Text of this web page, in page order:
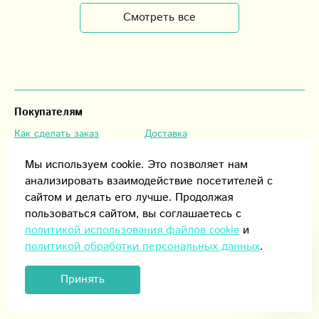
подобрали.
Петербурге и это
очень здорово,
заказать букет и
поздравить своих
любимых и
близких.
счастье от
доставленного
Смотреть все
Контакты
Россия, 692519, Уссурийск, ул. Ленина, 91
8 (924) 788-87-88
Покупателям
Как сделать заказ
Доставка
О компании
Контакты
О нас
Отзывы
Мы используем cookie. Это позволяет нам
анализировать взаимодействие посетителей с
сайтом и делать его лучше. Продолжая
пользоваться сайтом, вы соглашаетесь с
политикой использования файлов cookie и
политикой обработки персональных данных.
Принять